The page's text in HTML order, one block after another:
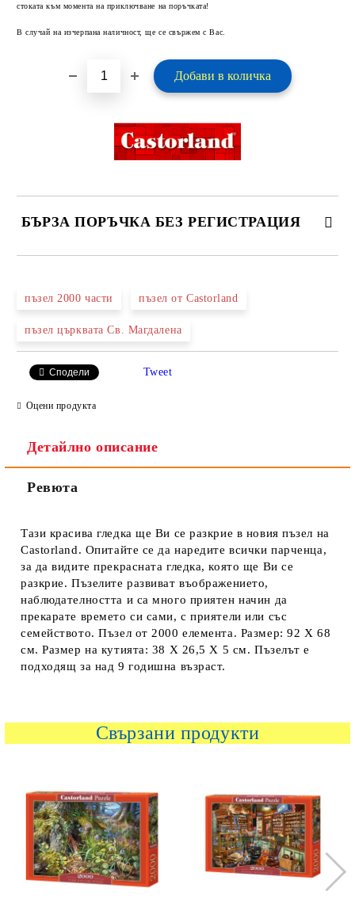
стоката към момента на приключване на поръчката!
В случай на изчерпана наличност, ще се свържем с Вас.
БЪРЗА ПОРЪЧКА БЕЗ РЕГИСТРАЦИЯ
Ние ще се свържем с вас в рамките на работния ден.
пъзел 2000 части пъзел от Castorland
пъзел църквата Св. Магдалена
Сподели Tweet
Оцени продукта
Детайлно описание
Ревюта
Тази красива гледка ще Ви се разкрие в новия пъзел на
Castorland. Опитайте се да наредите всички парченца,
за да видите прекрасната гледка, която ще Ви се
разкрие. Пъзелите развиват въображението,
наблюдателността и са много приятен начин да
прекарате времето си сами, с приятели или със
семейството. Пъзел от 2000 елемента. Размер: 92 Х 68
см. Размер на кутията: 38 Х 26,5 Х 5 см. Пъзелът е
подходящ за над 9 годишна възраст.
Свързани продукти